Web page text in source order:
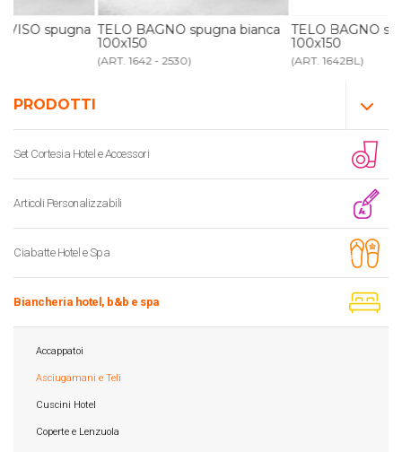
PRODOTTI
Set Cortesia Hotel e Accessori
Articoli Personalizzabili
Ciabatte Hotel e Spa
Biancheria hotel, b&b e spa
Accappatoi
Asciugamani e Teli
Cuscini Hotel
Coperte e Lenzuola
TELO BAGNO spugna bianca
(ART. 1642 - 2530)
TELO BAGNO spugna blu